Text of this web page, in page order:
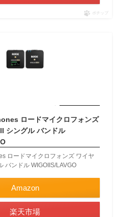
ポチップ
ロードマイクロフォンズ
シングル バンドル
ロードマイクロフォンズ ワイヤ
バンドル WIGOIIS/LAVGO
Amazon
楽天市場